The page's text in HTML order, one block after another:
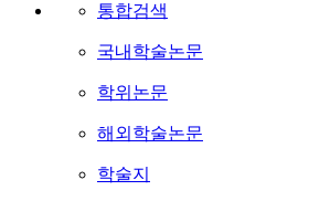
통합검색
국내학술논문
학위논문
해외학술논문
학술지